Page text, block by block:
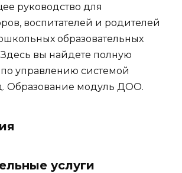
руководство для
воспитателей и родителей
образовательных
вы найдете полную
управлению системой
Образование модуль ДОО.
услуги